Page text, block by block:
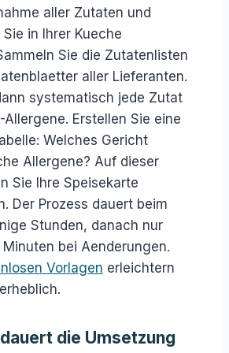
aller Zutaten und
in Ihrer Kueche
Sie die Zutatenlisten
aller Lieferanten.
systematisch jede Zutat
Allergene. Erstellen Sie eine
Welches Gericht
Allergene? Auf dieser
Sie Ihre Speisekarte
Der Prozess dauert beim
Stunden, danach nur
bei Aenderungen.
Vorlagen erleichtern
die Umsetzung